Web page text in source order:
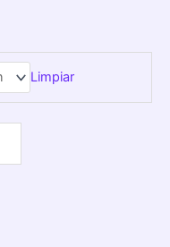
Limpiar